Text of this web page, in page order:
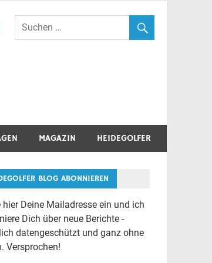
MAGAZIN HEIDEGOLFER
BLOG ABONNIEREN
hier Deine Mailadresse ein und ich
Dich über neue Berichte -
datengeschützt und ganz ohne
Versprochen!